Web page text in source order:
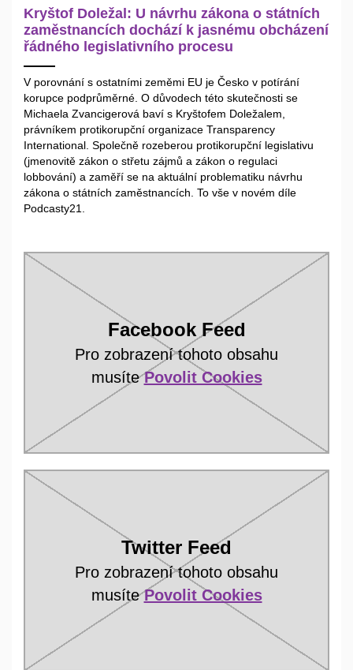
Kryštof Doležal: U návrhu zákona o státních
zaměstnancích dochází k jasnému obcházení
řádného legislativního procesu
V porovnání s ostatními zeměmi EU je Česko v potírání
korupce podprůměrné. O důvodech této skutečnosti se
Michaela Zvancigerová baví s Kryštofem Doležalem,
právníkem protikorupční organizace Transparency
International. Společně rozeberou protikorupční legislativu
(jmenovitě zákon o střetu zájmů a zákon o regulaci
lobbování) a zaměří se na aktuální problematiku návrhu
zákona o státních zaměstnancích. To vše v novém díle
Podcasty21.
Facebook Feed
Pro zobrazení tohoto obsahu
musítePovolit Cookies
Twitter Feed
Pro zobrazení tohoto obsahu
musítePovolit Cookies